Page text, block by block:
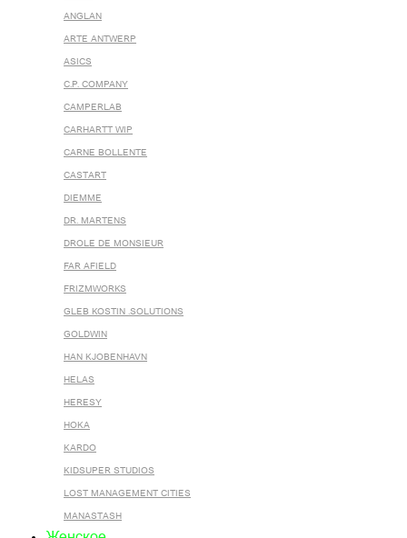
ANGLAN
ARTE ANTWERP
ASICS
C.P. COMPANY
CAMPERLAB
CARHARTT WIP
CARNE BOLLENTE
CASTART
DIEMME
DR. MARTENS
DROLE DE MONSIEUR
FAR AFIELD
FRIZMWORKS
GLEB KOSTIN .SOLUTIONS
GOLDWIN
HAN KJOBENHAVN
HELAS
HERESY
HOKA
KARDO
KIDSUPER STUDIOS
LOST MANAGEMENT CITIES
MANASTASH